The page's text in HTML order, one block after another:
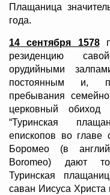
Плащаница
года.
14 сентября 1578
резиденцию
орудийными
постоянным и,
пребывания
церковный обиход
“Туринская
епископов во главе
Боромео (в
Boromeo) дают
Туринская
саван Иисуса Христа